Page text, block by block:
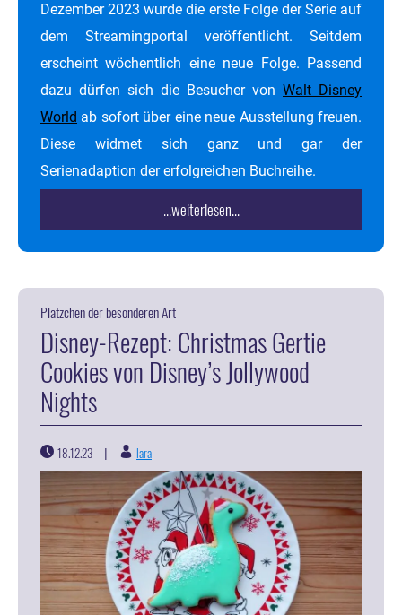
Dezember 2023 wurde die erste Folge der Serie auf
dem Streamingportal veröffentlicht. Seitdem
erscheint wöchentlich eine neue Folge. Passend
dazu dürfen sich die Besucher von Walt Disney
World ab sofort über eine neue Ausstellung freuen.
Diese widmet sich ganz und gar der
Serienadaption der erfolgreichen Buchreihe.
...weiterlesen...
Plätzchen der besonderen Art
Disney-Rezept: Christmas Gertie
Cookies von Disney’s Jollywood
Nights
18.12.23 | lara